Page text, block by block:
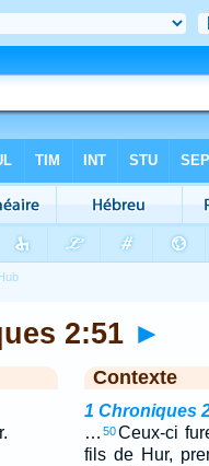
2:51 ►
Contexte
1 Chroniques
… 50Ceux-ci
fils de Hur,